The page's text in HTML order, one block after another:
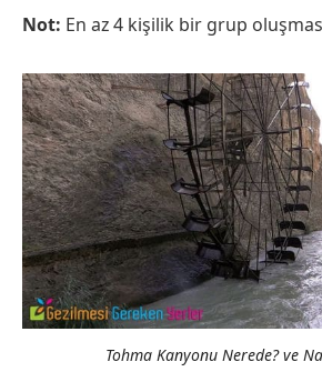
Not: En az 4 kişilik bir grup
Tohma Kanyonu Nerede? ve